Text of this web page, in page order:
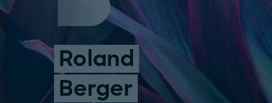
Roland
Berger